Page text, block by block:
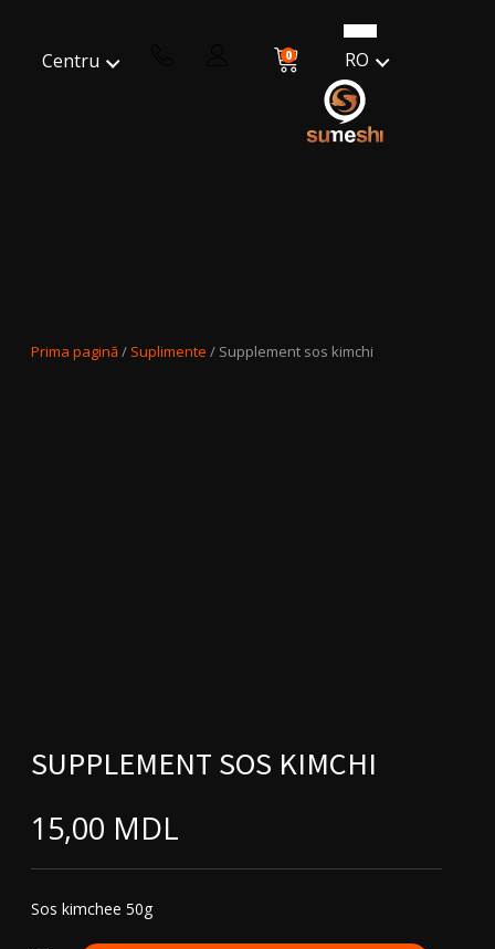
Centru 0 RO
Prima pagină/ Suplimente / Supplement sos kimchi
SUPPLEMENT SOS KIMCHI
15,00 MDL
Sos kimchee 50g